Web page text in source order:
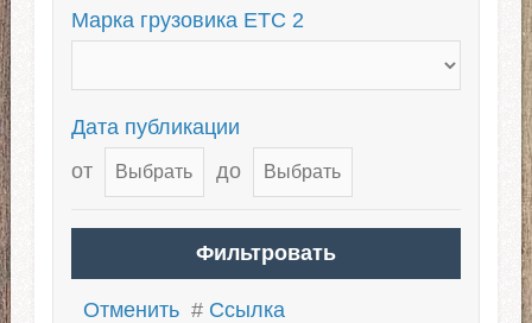
Марка грузовика ЕТС 2
Дата публикации
от
до
Отменить # Ссылка